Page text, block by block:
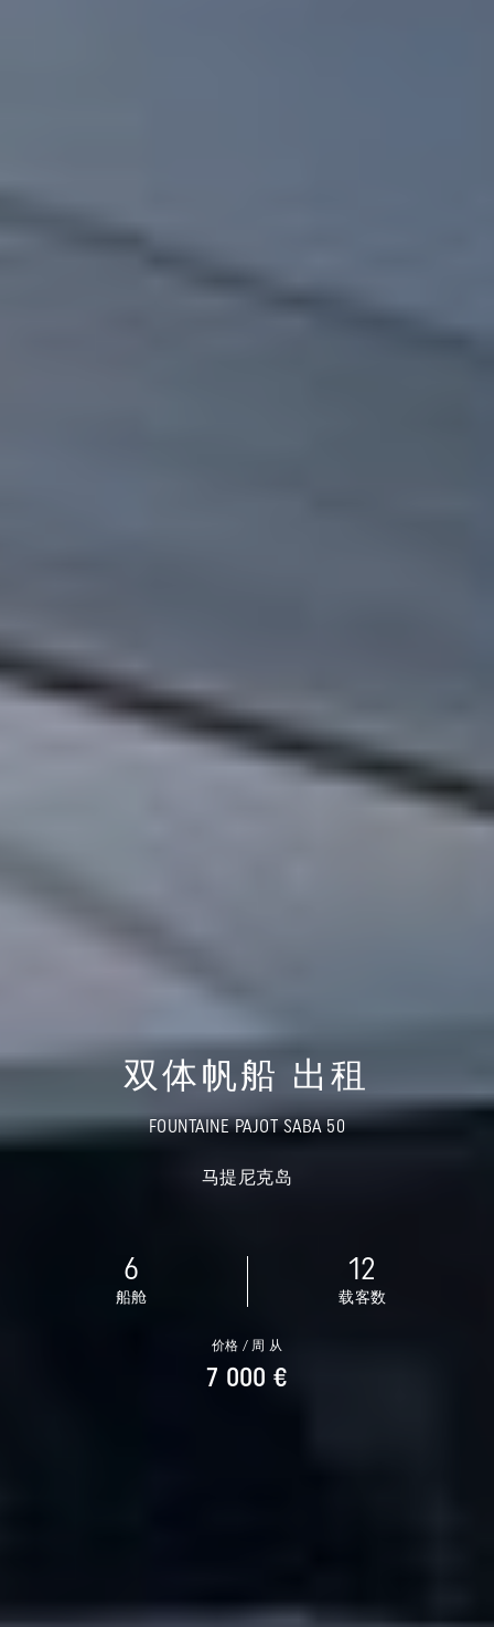
双体帆船 出租
FOUNTAINE PAJOT SABA 50
马提尼克岛
6
船舱
12
载客数
价格 / 周 从
7 000 €